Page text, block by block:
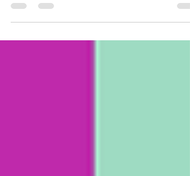
é sem precedentes na nossa geração. Todos
estamos...